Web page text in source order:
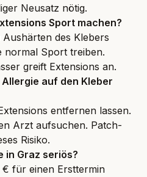
Neusatz nötig.
Sport machen?
des Klebers
normal Sport treiben.
greift Extensions an.
auf den Kleber
entfernen lassen.
Arzt aufsuchen. Patch-
Risiko.
in Graz seriös?
für einen Ersttermin